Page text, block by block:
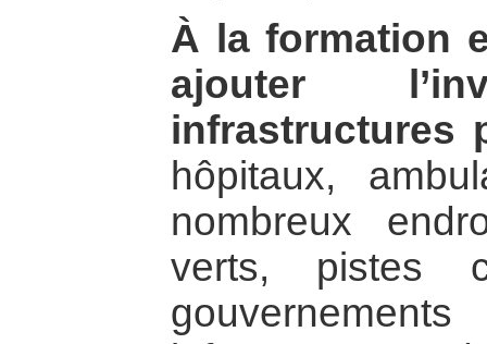
À la formation
ajouter
infrastructures
hôpitaux,
nombreux
verts, pistes